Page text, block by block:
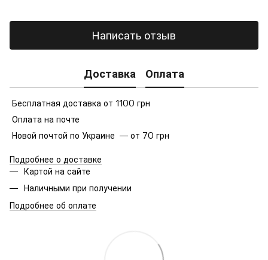
Написать отзыв
Доставка Оплата
Бесплатная доставка от 1100 грн
Оплата на почте
Новой почтой по Украине — от 70 грн
Подробнее о доставке
Картой на сайте
Наличными при получении
Подробнее об оплате